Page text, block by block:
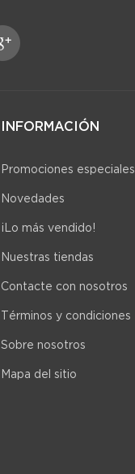
INFORMACIÓN
Promociones especiales
Novedades
¡Lo más vendido!
Nuestras tiendas
Contacte con nosotros
Términos y condiciones
Sobre nosotros
Mapa del sitio